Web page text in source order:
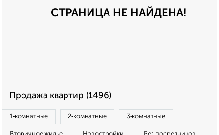
СТРАНИЦА НЕ НАЙДЕНА!
Продажа квартир (1496)
1‑комнатные 2‑комнатные 3‑комнатные